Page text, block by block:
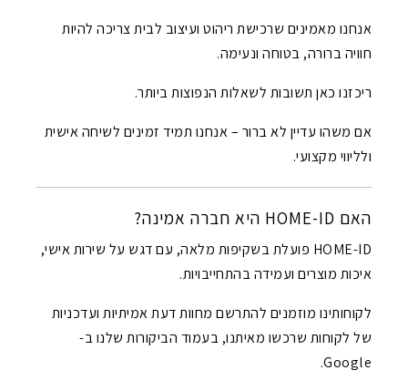
אנחנו מאמינים שרכישת ריהוט ועיצוב לבית צריכה להיות
חוויה ברורה, בטוחה ונעימה.
ריכזנו כאן תשובות לשאלות הנפוצות ביותר.
אם משהו עדיין לא ברור – אנחנו תמיד זמינים לשיחה אישית
ולליווי מקצועי.
האם HOME-ID היא חברה אמינה?
HOME-ID פועלת בשקיפות מלאה, עם דגש על שירות אישי,
איכות מוצרים ועמידה בהתחייבויות.
לקוחותינו מוזמנים להתרשם מחוות דעת אמיתיות ועדכניות
של לקוחות שרכשו מאיתנו, בעמוד הביקורות שלנו ב-
Google.